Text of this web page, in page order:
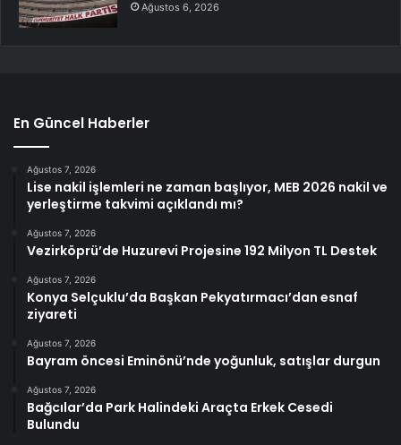
Ağustos 6, 2026
En Güncel Haberler
Ağustos 7, 2026
Lise nakil işlemleri ne zaman başlıyor, MEB 2026 nakil ve
yerleştirme takvimi açıklandı mı?
Ağustos 7, 2026
Vezirköprü’de Huzurevi Projesine 192 Milyon TL Destek
Ağustos 7, 2026
Konya Selçuklu’da Başkan Pekyatırmacı’dan esnaf
ziyareti
Ağustos 7, 2026
Bayram öncesi Eminönü’nde yoğunluk, satışlar durgun
Ağustos 7, 2026
Bağcılar’da Park Halindeki Araçta Erkek Cesedi
Bulundu